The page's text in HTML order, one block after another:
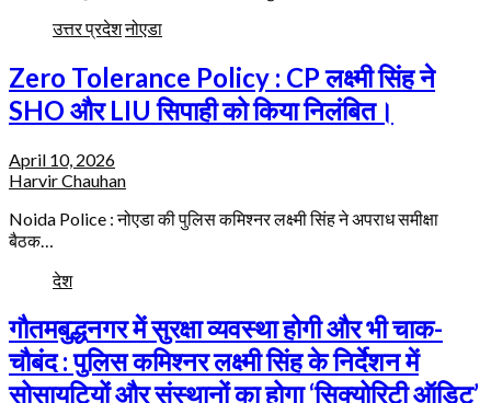
उत्तर प्रदेशनोएडा
Zero Tolerance Policy : CP लक्ष्मी सिंह ने
SHO और LIU सिपाही को किया निलंबित।
April 10, 2026
Harvir Chauhan
Noida Police : नोएडा की पुलिस कमिश्नर लक्ष्मी सिंह ने अपराध समीक्षा
बैठक…
देश
गौतमबुद्धनगर में सुरक्षा व्यवस्था होगी और भी चाक-
चौबंद : पुलिस कमिश्नर लक्ष्मी सिंह के निर्देशन में
सोसायटियों और संस्थानों का होगा ‘सिक्योरिटी ऑडिट’